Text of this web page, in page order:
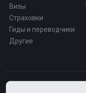
Визы
Страховки
Гиды и переводчики
Другие